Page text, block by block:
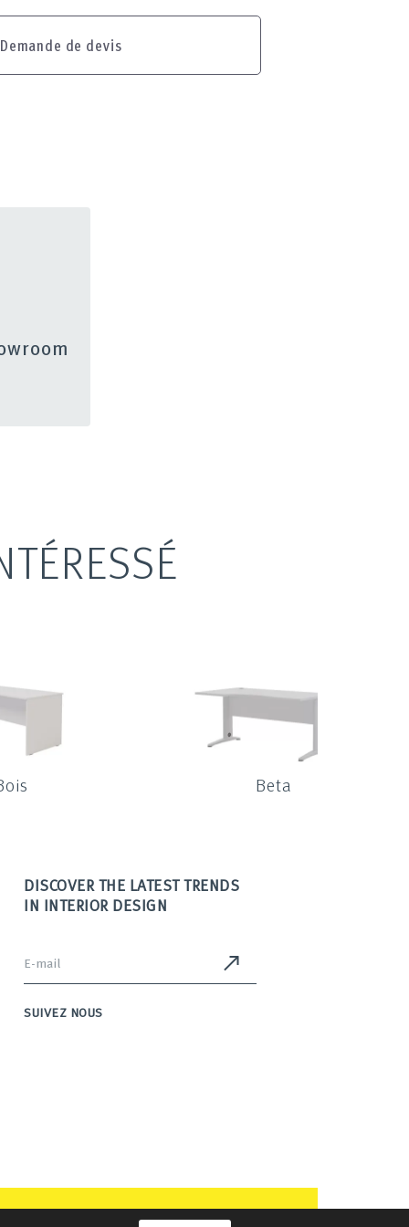
Demande de devis
Beta
DISCOVER THE LATEST TRENDS
IN INTERIOR DESIGN
SUIVEZ NOUS